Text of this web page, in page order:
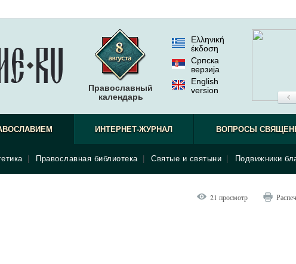
Православный
календарь
Ελληνική
έκδοση
Српска
верзиjа
English
version
наблюдать
Православная библиотека Святые и святыни Подвижники
ИНТЕРНЕТ-ЖУРНАЛ ВОПРОСЫ
21 просмотр